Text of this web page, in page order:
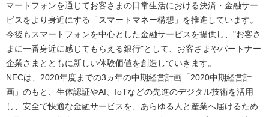
マートフォンを通じてお客さまの日常生活における決済・金融サー
ビスをより身近にする「スマートマネー構想」を推進しています。
今後もスマートフォンを中心とした金融サービスを提供し、"お客さ
まに一番身近に感じてもらえる銀行"として、お客さまやパートナー
企業さまとともに新しい体験価値を創造していきます。
NECは、2020年度までの3ヵ年の中期経営計画「2020中期経営計
画」のもと、生体認証やAI、IoTなどの先進のデジタル技術を活用
し、安全で快適な金融サービスを、あらゆる人と産業へ届けるため